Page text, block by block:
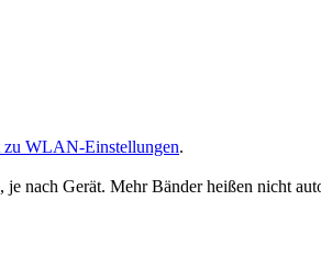
zu WLAN-Einstellungen.
nach Gerät. Mehr Bänder heißen nicht